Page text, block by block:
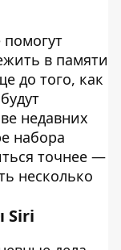
в памяти
до того, как
недавних
набора
точнее —
несколько
Siri